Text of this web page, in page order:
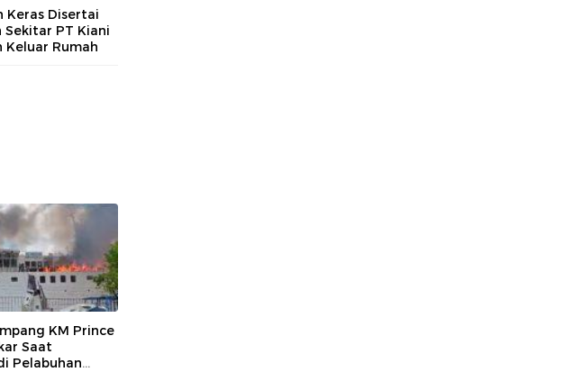
Keras Disertai
Sekitar PT Kiani
Keluar Rumah
KM Prince
Saat
Pelabuhan